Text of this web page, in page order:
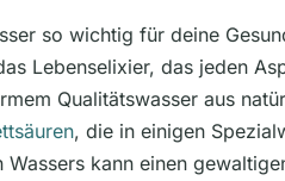
so wichtig für deine
Lebenselixier, das jeden
Qualitätswasser aus
, die in einigen
kann einen